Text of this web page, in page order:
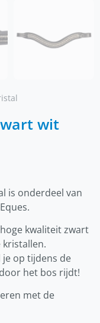
wit
is onderdeel van
kwaliteit zwart
kristallen.
op tijdens de
het bos rijdt!
met de